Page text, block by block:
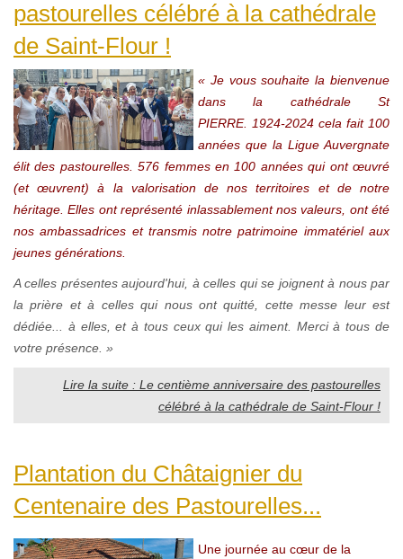
pastourelles célébré à la cathédrale
de Saint-Flour !
« Je vous souhaite la bienvenue
dans la cathédrale St
PIERRE.
1924-2024 cela fait 100
années que la Ligue Auvergnate
élit des pastourelles. 576 femmes en 100 années qui ont œuvré
(et œuvrent) à la valorisation de nos territoires et de notre
héritage. Elles ont représenté inlassablement nos valeurs, ont été
nos ambassadrices et transmis notre patrimoine immatériel aux
jeunes générations.
A celles présentes aujourd'hui, à celles qui se joignent à nous par
la prière et à celles qui nous ont quitté, cette messe leur est
dédiée... à elles, et à tous ceux qui les aiment. Merci à tous de
votre présence. »
Lire la suite : Le centième anniversaire des pastourelles
célébré à la cathédrale de Saint-Flour !
Plantation du Châtaignier du
Centenaire des Pastourelles...
Une journée au cœur de la